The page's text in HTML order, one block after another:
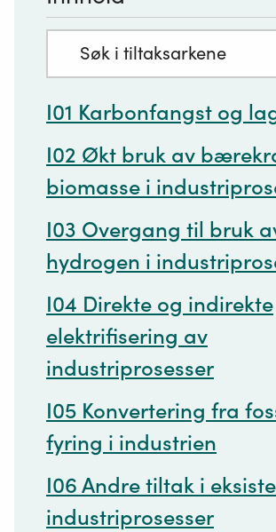
Søkefelt
I01 Karbonfangst og
I02 Økt bruk av
biomasse i
I03 Overgang til bruk
hydrogen i
I04 Direkte og indirekte
elektrifisering av
industriprosesser
I05 Konvertering fra
fyring i industrien
I06 Andre tiltak i
industriprosesser